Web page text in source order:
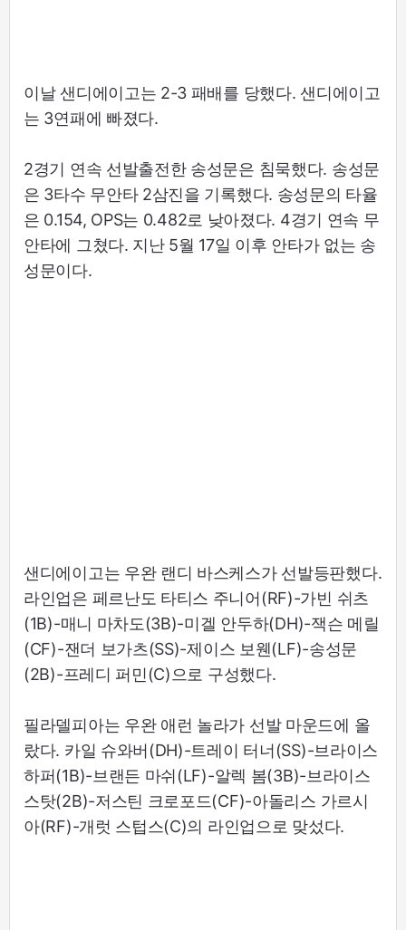
이날 샌디에이고는 2-3 패배를 당했다. 샌디에이고
는 3연패에 빠졌다.
2경기 연속 선발출전한 송성문은 침묵했다. 송성문
은 3타수 무안타 2삼진을 기록했다. 송성문의 타율
은 0.154, OPS는 0.482로 낮아졌다. 4경기 연속 무
안타에 그쳤다. 지난 5월 17일 이후 안타가 없는 송
성문이다.
샌디에이고는 우완 랜디 바스케스가 선발등판했다.
라인업은 페르난도 타티스 주니어(RF)-가빈 쉬츠
(1B)-매니 마차도(3B)-미겔 안두하(DH)-잭슨 메릴
(CF)-잰더 보가츠(SS)-제이스 보웬(LF)-송성문
(2B)-프레디 퍼민(C)으로 구성했다.
필라델피아는 우완 애런 놀라가 선발 마운드에 올
랐다. 카일 슈와버(DH)-트레이 터너(SS)-브라이스
하퍼(1B)-브랜든 마쉬(LF)-알렉 봄(3B)-브라이스
스탓(2B)-저스틴 크로포드(CF)-아돌리스 가르시
아(RF)-개럿 스텁스(C)의 라인업으로 맞섰다.